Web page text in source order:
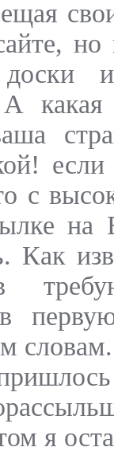
но
с
на
Как
я